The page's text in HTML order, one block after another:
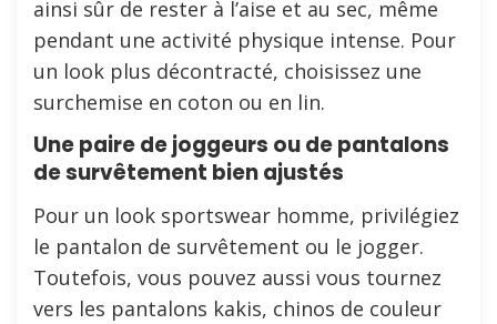
ainsi sûr de rester à l’aise et au sec, même
pendant une activité physique intense. Pour
un look plus décontracté, choisissez une
surchemise en coton ou en lin.
Une paire de joggeurs ou de pantalons
de survêtement bien ajustés
Pour un look sportswear homme, privilégiez
le pantalon de survêtement ou le jogger.
Toutefois, vous pouvez aussi vous tournez
vers les pantalons kakis, chinos de couleur